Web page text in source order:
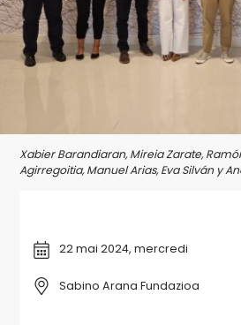
Xabier Barandiaran, Mireia Zarate,
Agirregoitia, Manuel Arias, Eva Silván y
22 mai 2024, mercredi
Sabino Arana Fundazioa